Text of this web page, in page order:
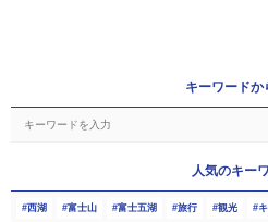
キーワードか
人気のキー
西湖 富士山 富士五湖 旅行 観光